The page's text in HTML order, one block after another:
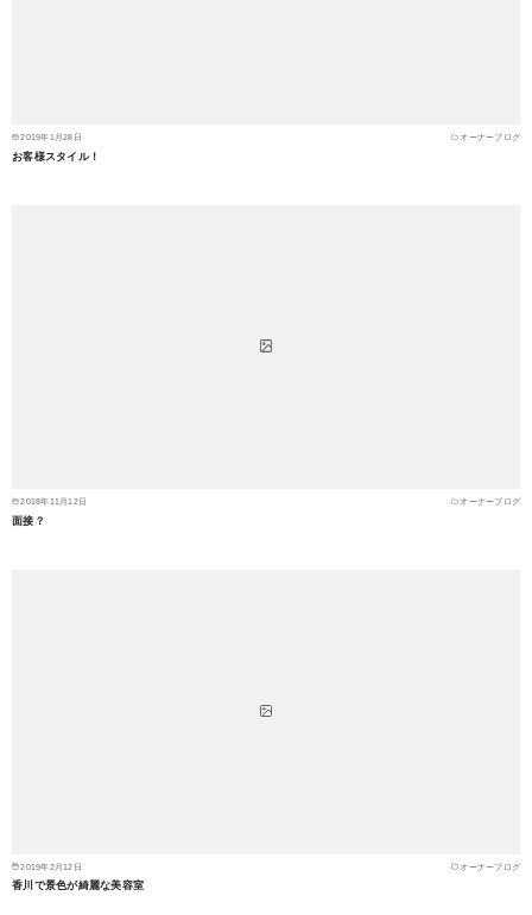
2019年1月28日 オーナーブログ
お客様スタイル！
2018年11月12日 オーナーブログ
面接？
2019年2月12日 オーナーブログ
香川で景色が綺麗な美容室